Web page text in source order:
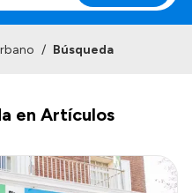
/ Búsqueda
en Artículos